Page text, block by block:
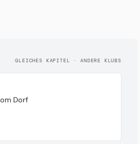
GLEICHES KAPITEL · ANDERE KLUBS
Dorf